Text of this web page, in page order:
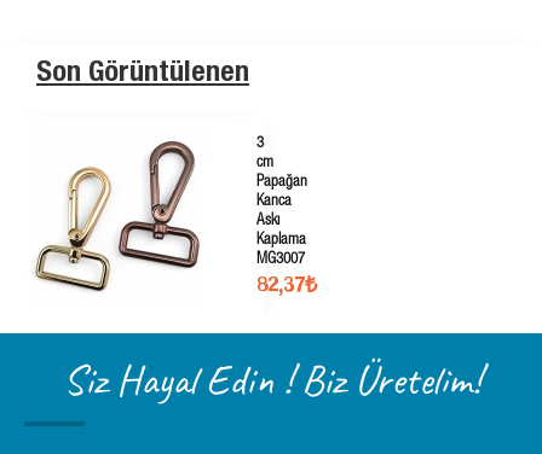
Son Görüntülenen
3
cm
Papağan
Kanca
Askı
Kaplama
MG3007
82,37₺
Siz Hayal Edin ! Biz Üretelim!